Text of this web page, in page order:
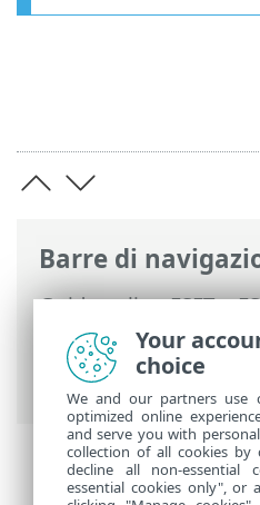
Barre di
Guida online ESET>
Prem>
Utilizzo di
Prem> Informazioni su
On-Prem
Your
choice
We and our partners use
optimized online
and serve you with
collection of all cookies by
decline all non-essential
essential cookies only", or